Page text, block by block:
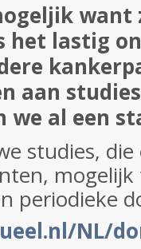
want
lastig
aan
we al een
studies,
periodieke
NL/